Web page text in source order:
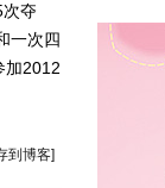
夺
一次四
加2012
到博客]